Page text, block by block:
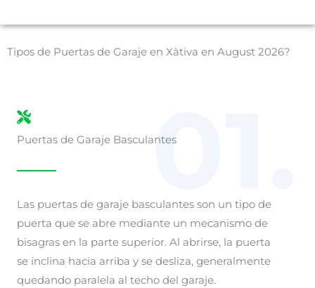
Tipos de Puertas de Garaje en Xàtiva en August 2026?
Puertas de Garaje Basculantes01.
Las puertas de garaje basculantes son un tipo de
puerta que se abre mediante un mecanismo de
bisagras en la parte superior. Al abrirse, la puerta
se inclina hacia arriba y se desliza, generalmente
quedando paralela al techo del garaje.